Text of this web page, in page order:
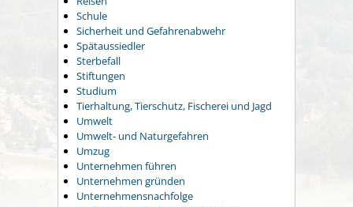
Schule
Sicherheit und Gefahrenabwehr
Spätaussiedler
Sterbefall
Stiftungen
Studium
Tierhaltung, Tierschutz, Fischerei und Jagd
Umwelt
Umwelt- und Naturgefahren
Umzug
Unternehmen führen
Unternehmen gründen
Unternehmensnachfolge